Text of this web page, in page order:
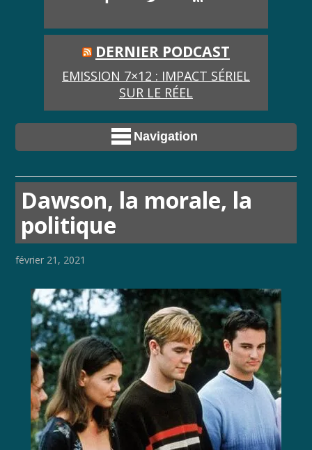
DERNIER PODCAST
EMISSION 7×12 : IMPACT SÉRIEL
SUR LE RÉEL
Navigation
Dawson, la morale, la
politique
février 21, 2021